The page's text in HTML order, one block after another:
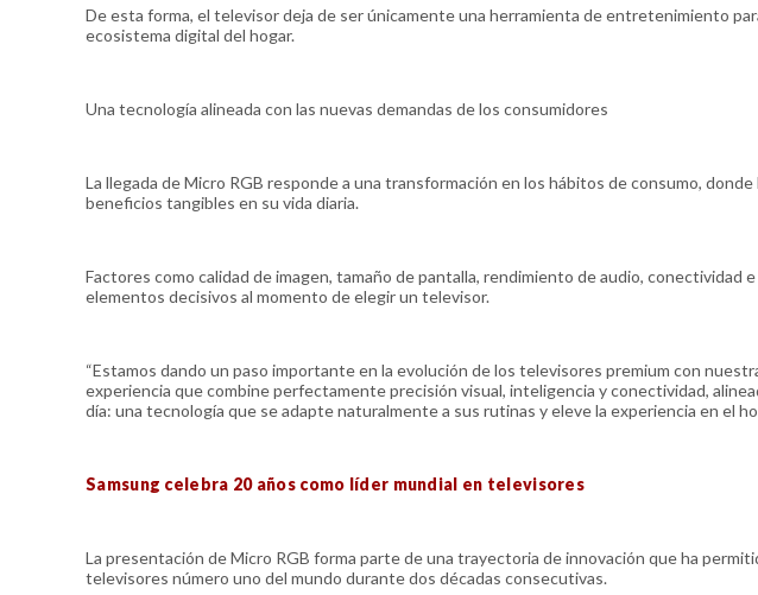
De esta forma, el televisor deja de ser únicamente una herramienta de entretenimiento
ecosistema digital del hogar.
Una tecnología alineada con las nuevas demandas de los consumidores
La llegada de Micro RGB responde a una transformación en los hábitos de consumo,
beneficios tangibles en su vida diaria.
Factores como calidad de imagen, tamaño de pantalla, rendimiento de audio, conectividad
elementos decisivos al momento de elegir un televisor.
“Estamos dando un paso importante en la evolución de los televisores premium con
experiencia que combine perfectamente precisión visual, inteligencia y conectividad,
día: una tecnología que se adapte naturalmente a sus rutinas y eleve la experiencia en el
Samsung celebra 20 años como líder mundial en televisores
La presentación de Micro RGB forma parte de una trayectoria de innovación que ha
televisores número uno del mundo durante dos décadas consecutivas.